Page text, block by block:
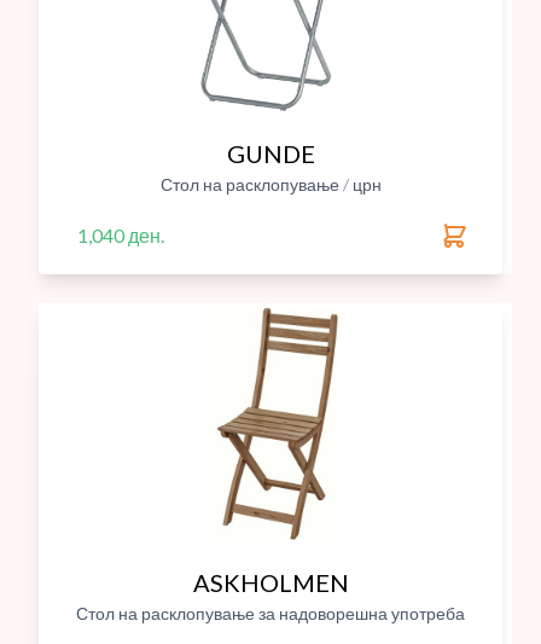
GUNDE
Стол на расклопување / црн
1,040 ден.
ASKHOLMEN
Стол на расклопување за надоворешна употреба